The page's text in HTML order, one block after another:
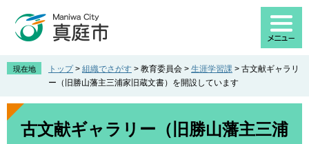
先
。
を
て
現在地 トップ > 組織でさがす > 教育委員会 > 生涯学習課 > 古文献ギャラリ
ー（旧勝山藩主三浦家旧蔵文書）を開設しています
本
古文献ギャラリー（旧勝山藩主三浦